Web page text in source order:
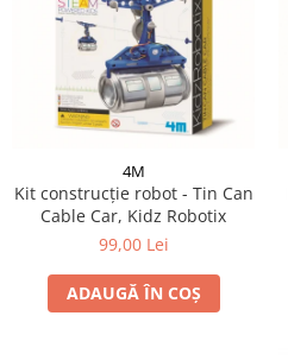
4M
Kit construcție robot - Tin Can
Cable Car, Kidz Robotix
99,00 Lei
ADAUGĂ ÎN COȘ